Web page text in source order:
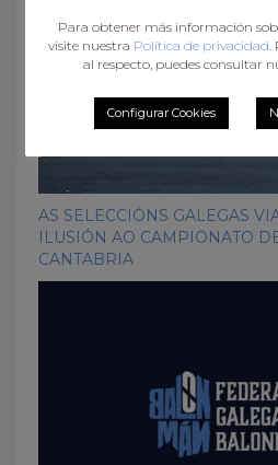
AS SELECCIÓNS GALEGAS
ILUSIÓN AO CAMPIONATO
CANTABRIA
Para obtener más información
visite nuestra Política de privacidad.
al respecto, puedes consultar
Configurar Cookies